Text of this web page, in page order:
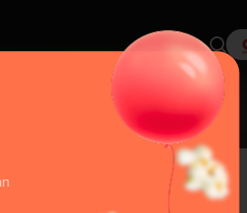
İzlemek İstiyorum
İzlenebilir!